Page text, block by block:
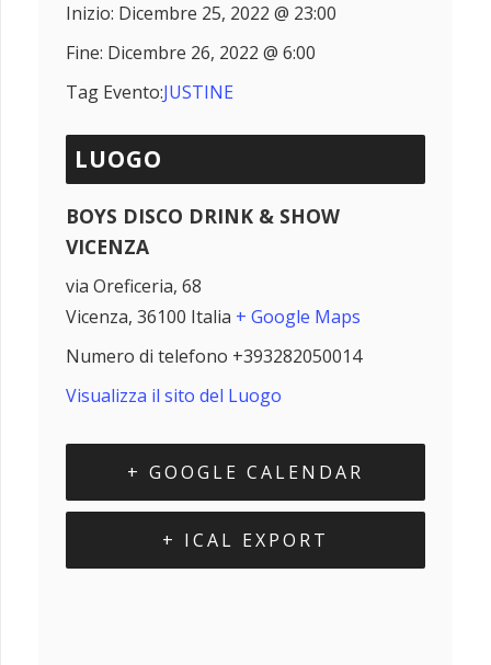
Inizio: Dicembre 25, 2022 @ 23:00
Fine: Dicembre 26, 2022 @ 6:00
Tag Evento:JUSTINE
LUOGO
BOYS DISCO DRINK & SHOW
VICENZA
via Oreficeria, 68
Vicenza, 36100 Italia + Google Maps
Numero di telefono +393282050014
Visualizza il sito del Luogo
+ GOOGLE CALENDAR
+ ICAL EXPORT